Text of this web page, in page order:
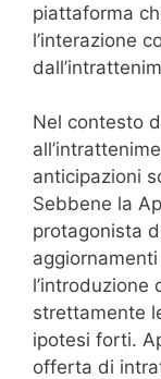
piattaforma
l’interazione
Nel contesto
anticipazioni
Sebbene la
protagonista
l’introduzione
strettamente
ipotesi forti.
offerta di